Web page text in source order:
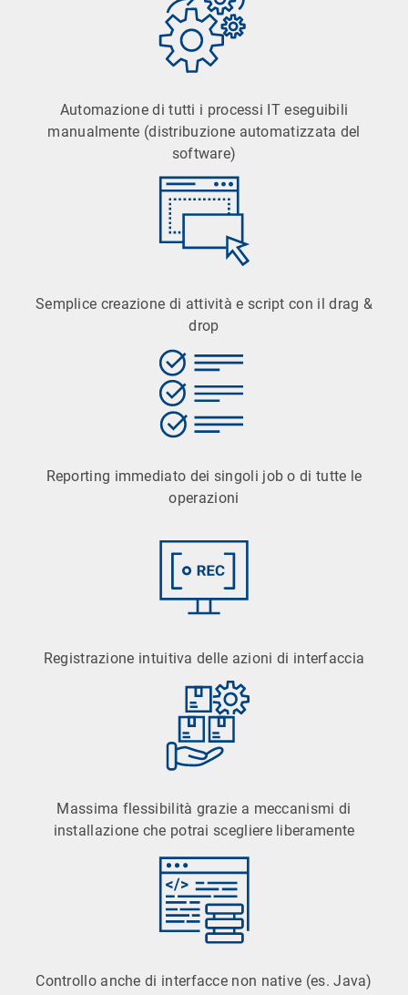
Automazione di tutti i processi IT eseguibili
manualmente (distribuzione automatizzata del
software)
Semplice creazione di attività e script con il drag &
drop
Reporting immediato dei singoli job o di tutte le
operazioni
Registrazione intuitiva delle azioni di interfaccia
Massima flessibilità grazie a meccanismi di
installazione che potrai scegliere liberamente
Controllo anche di interfacce non native (es. Java)